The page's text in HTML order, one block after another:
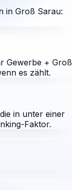
in Groß Sarau:
Gewerbe + Groß
es zählt.
in unter einer
Faktor.